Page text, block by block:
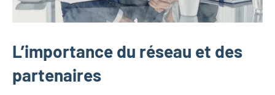
L’importance du réseau et des
partenaires